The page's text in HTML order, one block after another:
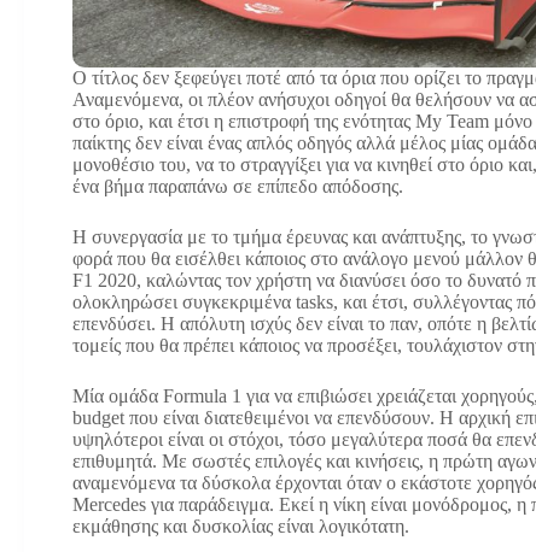
Ο τίτλος δεν ξεφεύγει ποτέ από τα όρια που ορίζει το
Αναμενόμενα, οι πλέον ανήσυχοι οδηγοί θα θελήσουν να
στο όριο, και έτσι η επιστροφή της ενότητας My Team
παίκτης δεν είναι ένας απλός οδηγός αλλά μέλος μίας
μονοθέσιο του, να το στραγγίξει για να κινηθεί στο όριο
ένα βήμα παραπάνω σε επίπεδο απόδοσης.
Η συνεργασία με το τμήμα έρευνας και ανάπτυξης, το
φορά που θα εισέλθει κάποιος στο ανάλογο μενού μάλλον
F1 2020, καλώντας τον χρήστη να διανύσει όσο το δυνατό
ολοκληρώσει συγκεκριμένα tasks, και έτσι, συλλέγοντας
επενδύσει. Η απόλυτη ισχύς δεν είναι το παν, οπότε η
τομείς που θα πρέπει κάποιος να προσέξει, τουλάχιστον
Μία ομάδα Formula 1 για να επιβιώσει χρειάζεται
budget που είναι διατεθειμένοι να επενδύσουν. Η αρχική
υψηλότεροι είναι οι στόχοι, τόσο μεγαλύτερα ποσά θα
επιθυμητά. Με σωστές επιλογές και κινήσεις, η πρώτη
αναμενόμενα τα δύσκολα έρχονται όταν ο εκάστοτε
Mercedes για παράδειγμα. Εκεί η νίκη είναι μονόδρομος,
εκμάθησης και δυσκολίας είναι λογικότατη.